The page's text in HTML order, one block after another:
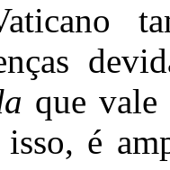
que vale
é